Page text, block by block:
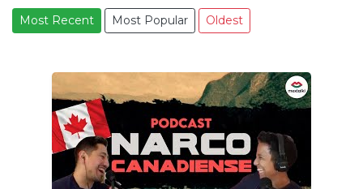
Most Recent Most Popular Oldest